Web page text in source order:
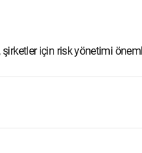
için risk yönetimi